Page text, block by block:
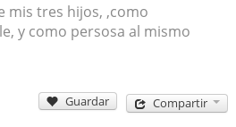
mis tres hijos, ,como
y como persosa al mismo
Guardar Compartir